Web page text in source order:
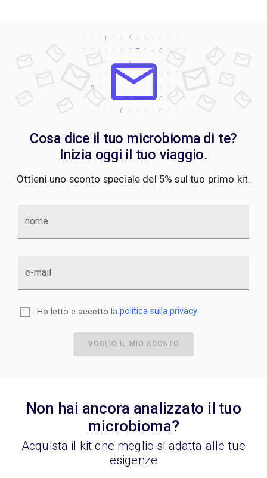
Cosa dice il tuo microbioma di te?
Inizia oggi il tuo viaggio.
Ottieni uno sconto speciale del 5% sul tuo primo kit.
nome
e-mail
Ho letto e accetto la politica sulla privacy
VOGLIO IL MIO SCONTO
Non hai ancora analizzato il tuo
microbioma?
Acquista il kit che meglio si adatta alle tue
esigenze